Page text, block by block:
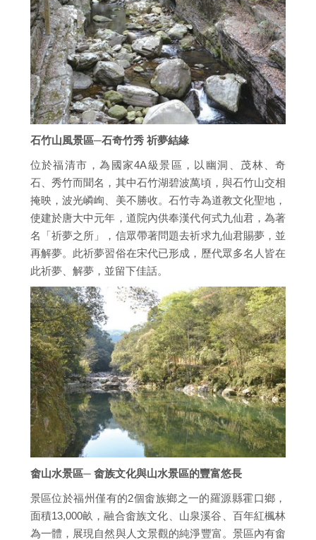
石竹山風景區─石奇竹秀 祈夢結緣
位於福清市，為國家4A級景區，以幽洞、茂林、奇
石、秀竹而聞名，其中石竹湖碧波萬頃，與石竹山交相
掩映，波光嶙峋、美不勝收。石竹寺為道教文化聖地，
使建於唐大中元年，道院內供奉漢代何式九仙君，為著
名「祈夢之所」，信眾帶著問題去祈求九仙君賜夢，並
再解夢。此祈夢習俗在宋代已形成，歷代眾多名人皆在
此祈夢、解夢，並留下佳話。
畬山水景區─ 畬族文化與山水景區的豐富悠長
景區位於福州僅有的2個畬族鄉之一的羅源縣霍口鄉，
面積13,000畝，融合畬族文化、山泉溪谷、百年紅楓林
為一體，展現自然與人文景觀的純淨豐富。景區內有畬